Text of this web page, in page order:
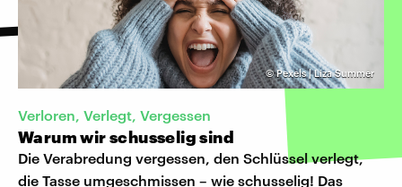
©Pexels | Liza Summer
Verloren, Verlegt, Vergessen
Warum wir schusselig sind
Die Verabredung vergessen, den Schlüssel verlegt,
die Tasse umgeschmissen – wie schusselig! Das